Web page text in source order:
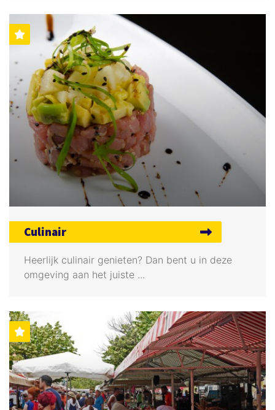
Culinair
Heerlijk culinair genieten? Dan bent u in deze
omgeving aan het juiste ...